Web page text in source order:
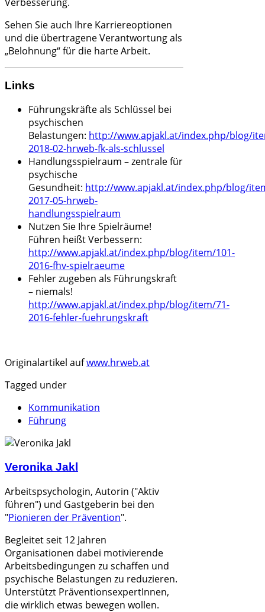
Sehen Sie auch Ihre Karriereoptionen
und die übertragene Verantwortung als
„Belohnung“ für die harte Arbeit.
Links
Führungskräfte als Schlüssel bei
psychischen
Belastungen: http://www.apjakl.at/index.php/blog/
2018-02-hrweb-fk-als-schlussel
Handlungsspielraum – zentrale für
psychische
Gesundheit: http://www.apjakl.at/index.php/blog/
2017-05-hrweb-
handlungsspielraum
Nutzen Sie Ihre Spielräume!
Führen heißt Verbessern:
http://www.apjakl.at/index.php/blog/item/101-
2016-fhv-spielraeume
Fehler zugeben als Führungskraft
– niemals!
http://www.apjakl.at/index.php/blog/item/71-
2016-fehler-fuehrungskraft
Originalartikel aufwww.hrweb.at
Tagged under
Kommunikation
Führung
Veronika Jakl
Arbeitspsychologin, Autorin ("Aktiv
führen") und Gastgeberin bei den
"Pionieren der Prävention".
Begleitet seit 12 Jahren
Organisationen dabei motivierende
Arbeitsbedingungen zu schaffen und
psychische Belastungen zu reduzieren.
Unterstützt PräventionsexpertInnen,
die wirklich etwas bewegen wollen.